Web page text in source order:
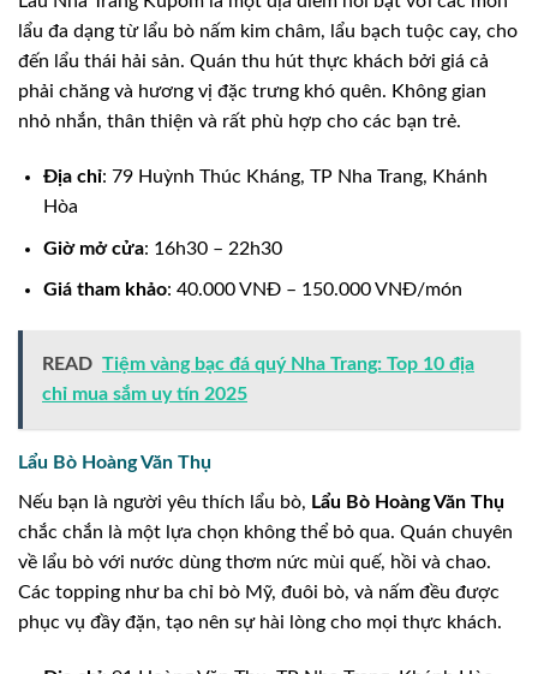
lẩu đa dạng từ lẩu bò nấm kim châm, lẩu bạch tuộc cay, cho
đến lẩu thái hải sản. Quán thu hút thực khách bởi giá cả
phải chăng và hương vị đặc trưng khó quên. Không gian
nhỏ nhắn, thân thiện và rất phù hợp cho các bạn trẻ.
Địa chỉ: 79 Huỳnh Thúc Kháng, TP Nha Trang, Khánh
Hòa
Giờ mở cửa: 16h30 – 22h30
Giá tham khảo: 40.000 VNĐ – 150.000 VNĐ/món
READ Tiệm vàng bạc đá quý Nha Trang: Top 10 địa
chỉ mua sắm uy tín 2025
Lẩu Bò Hoàng Văn Thụ
Nếu bạn là người yêu thích lẩu bò, Lẩu Bò Hoàng Văn Thụ
chắc chắn là một lựa chọn không thể bỏ qua. Quán chuyên
về lẩu bò với nước dùng thơm nức mùi quế, hồi và chao.
Các topping như ba chỉ bò Mỹ, đuôi bò, và nấm đều được
phục vụ đầy đặn, tạo nên sự hài lòng cho mọi thực khách.